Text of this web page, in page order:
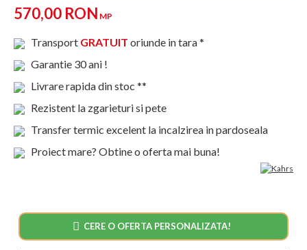
570,00 RON MP
Transport GRATUIT oriunde in tara *
Garantie 30 ani !
Livrare rapida din stoc **
Rezistent la zgarieturi si pete
Transfer termic excelent la incalzirea in pardoseala
Proiect mare? Obtine o oferta mai buna!
CERE O OFERTA PERSONALIZATA!